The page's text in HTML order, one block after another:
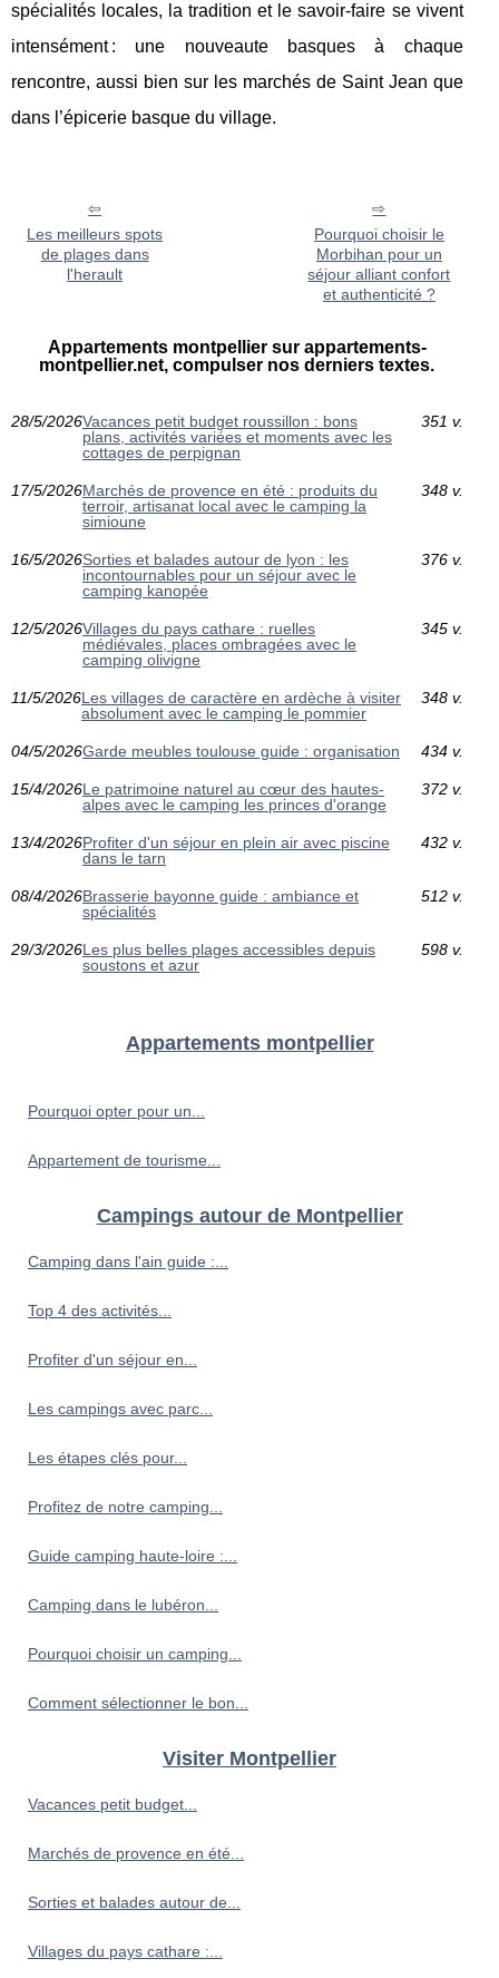
spécialités locales, la tradition et le savoir-faire se vivent
intensément : une nouveaute basques à chaque
rencontre, aussi bien sur les marchés de Saint Jean que
dans l’épicerie basque du village.
Les meilleurs spots
de plages dans
l'herault
Pourquoi choisir le
Morbihan pour un
séjour alliant confort
et authenticité ?
Appartements montpellier sur appartements-
montpellier.net, compulser nos derniers textes.
28/5/2026Vacances petit budget roussillon : bons
plans, activités variées et moments avec les
cottages de perpignan
351 v.
17/5/2026Marchés de provence en été : produits du
terroir, artisanat local avec le camping la
simioune
348 v.
16/5/2026Sorties et balades autour de lyon : les
incontournables pour un séjour avec le
camping kanopée
376 v.
12/5/2026Villages du pays cathare : ruelles
médiévales, places ombragées avec le
camping olivigne
345 v.
11/5/2026Les villages de caractère en ardèche à visiter
absolument avec le camping le pommier
348 v.
04/5/2026Garde meubles toulouse guide : organisation 434 v.
15/4/2026Le patrimoine naturel au cœur des hautes-
alpes avec le camping les princes d'orange
372 v.
13/4/2026Profiter d'un séjour en plein air avec piscine
dans le tarn
432 v.
08/4/2026Brasserie bayonne guide : ambiance et
spécialités
512 v.
29/3/2026Les plus belles plages accessibles depuis
soustons et azur
598 v.
Appartements montpellier
Pourquoi opter pour un...
Appartement de tourisme...
Campings autour de Montpellier
Camping dans l'ain guide :...
Top 4 des activités...
Profiter d'un séjour en...
Les campings avec parc...
Les étapes clés pour...
Profitez de notre camping...
Guide camping haute-loire :...
Camping dans le lubéron...
Pourquoi choisir un camping...
Comment sélectionner le bon...
Visiter Montpellier
Vacances petit budget...
Marchés de provence en été...
Sorties et balades autour de...
Villages du pays cathare :...